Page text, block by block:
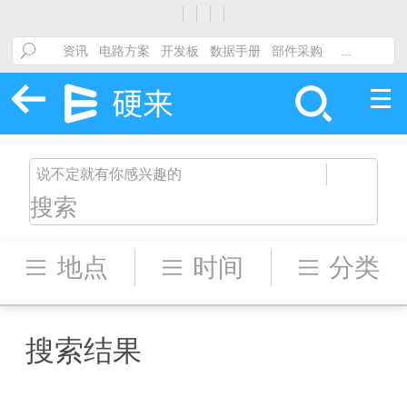
搜索
地点 时间 分类
搜索结果